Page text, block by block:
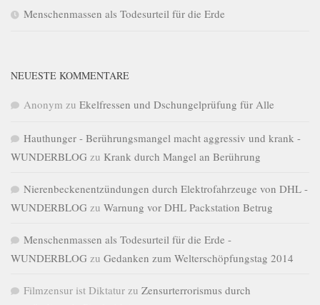
Menschenmassen als Todesurteil für die Erde
NEUESTE KOMMENTARE
Anonym zu Ekelfressen und Dschungelprüfung für Alle
Hauthunger - Berührungsmangel macht aggressiv und krank -
WUNDERBLOG zu Krank durch Mangel an Berührung
Nierenbeckenentzündungen durch Elektrofahrzeuge von DHL -
WUNDERBLOG zu Warnung vor DHL Packstation Betrug
Menschenmassen als Todesurteil für die Erde -
WUNDERBLOG zu Gedanken zum Welterschöpfungstag 2014
Filmzensur ist Diktatur zu Zensurterrorismus durch